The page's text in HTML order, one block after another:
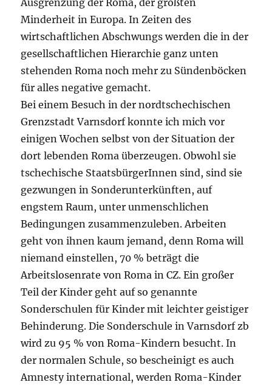
Minderheit in Europa. In Zeiten des
wirtschaftlichen Abschwungs werden die in der
gesellschaftlichen Hierarchie ganz unten
stehenden Roma noch mehr zu Sündenböcken
für alles negative gemacht.
Bei einem Besuch in der nordtschechischen
Grenzstadt Varnsdorf konnte ich mich vor
einigen Wochen selbst von der Situation der
dort lebenden Roma überzeugen. Obwohl sie
tschechische StaatsbürgerInnen sind, sind sie
gezwungen in Sonderunterkünften, auf
engstem Raum, unter unmenschlichen
Bedingungen zusammenzuleben. Arbeiten
geht von ihnen kaum jemand, denn Roma will
niemand einstellen, 70 % beträgt die
Arbeitslosenrate von Roma in CZ. Ein großer
Teil der Kinder geht auf so genannte
Sonderschulen für Kinder mit leichter geistiger
Behinderung. Die Sonderschule in Varnsdorf zb
wird zu 95 % von Roma-Kindern besucht. In
der normalen Schule, so bescheinigt es auch
Amnesty international, werden Roma-Kinder